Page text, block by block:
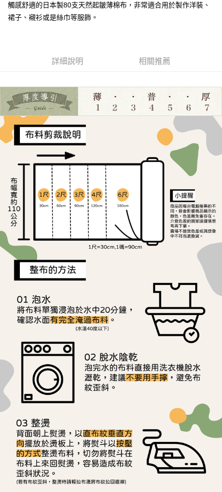
便利好安心！
１．簡單：不需註冊會員、不需綁卡、不需儲值。
２．便利：只要手機號碼，簡訊認證，即可結帳。
１．於結帳方式選擇「AFTEE先享後付」後，將跳轉至「AFTEE先享後付」
結帳頁面，進行簡訊認證並確認金額後，即可完成結帳。
ATM／網路銀行／等多元方式進行付款，方視為交易完成。
※ 請注意：結帳手續完成當下不需立刻繳費，但若您需要取消訂單，請聯絡
購買商品的店家。未經商家同意取消之訂單仍視為有效，需透過AFTEE先享
後付繳納相關費用。
※ 交易是否成功請以「AFTEE先享後付 」之結帳頁面顯示為準，若有關於
是否繳費成功／繳費後需取消欲退款等相關疑問，請聯繫「AFTEE先享後付
客戶支援中心」https://netprotections.freshdesk.com/support/home
【注意事項】
１．透過由恩沛科技股份有限公司提供之「AFTEE先享後付」服務完成之交
易，需依本服務之必要範圍內提供個人資料，並將交易相關給付款項請求債
權轉讓予恩沛科技股份有限公司。
２．關於個人資料處理事宜，請瀏覽以下網址：
https://aftee.tw/terms/#terms3
３．未成年的使用者請事先徵得法定代理人或監護人之同意方可使用
「AFTEE先享後付」，若未經同意申辦者引起之損失，本公司不負相關責
４．使用「AFTEE先享後付」時，將依據個別帳號之用戶狀況，依本公司即
時審查核予不同之上限額度；若仍有額度不足之情形，本公司將視審查結果
請求用戶進行身份認證。
５．嚴禁一人註冊多個帳號或使用他人資訊註冊。若發現惡意使用之情形，
恩沛科技股份有限公司將有權停止該用戶之使用額度並採取法律行動。
運送方式
宅配
每筆NT$150，滿NT$1,500(含以上)免運費
離島宅配
每筆NT$240
觸感舒適的日本製80支天然起皺薄棉布，非常適合用於製作洋裝、
裙子、襯衫或是絲巾等服飾。
詳細說明 相關推薦